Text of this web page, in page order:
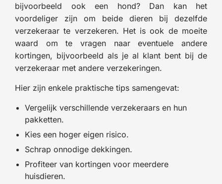
bijvoorbeeld ook een hond? Dan kan het
voordeliger zijn om beide dieren bij dezelfde
verzekeraar te verzekeren. Het is ook de moeite
waard om te vragen naar eventuele andere
kortingen, bijvoorbeeld als je al klant bent bij de
verzekeraar met andere verzekeringen.
Hier zijn enkele praktische tips samengevat:
Vergelijk verschillende verzekeraars en hun
pakketten.
Kies een hoger eigen risico.
Schrap onnodige dekkingen.
Profiteer van kortingen voor meerdere
huisdieren.